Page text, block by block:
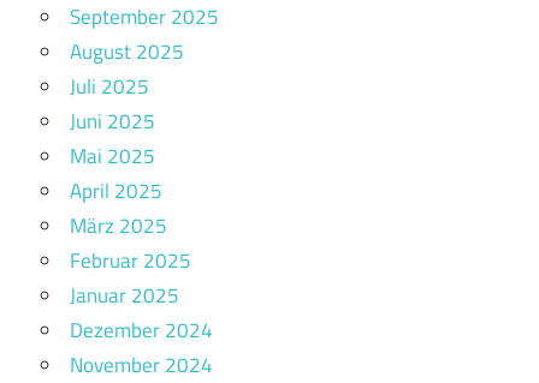
September 2025
August 2025
Juli 2025
Juni 2025
Mai 2025
April 2025
März 2025
Februar 2025
Januar 2025
Dezember 2024
November 2024